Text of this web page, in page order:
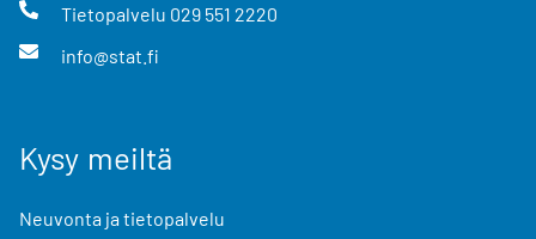
Tietopalvelu 029 551 2220
info@stat.fi
Kysy meiltä
Neuvonta ja tietopalvelu